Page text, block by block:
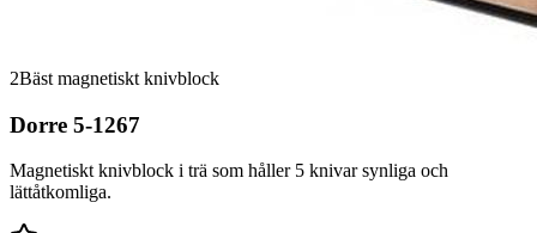
2Bäst magnetiskt knivblock
Dorre 5-1267
Magnetiskt knivblock i trä som håller 5 knivar synliga och
lättåtkomliga.